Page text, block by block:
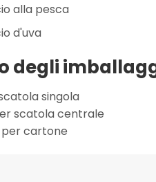
alla pesca
d'uva
degli
singola
scatola centrale
per cartone